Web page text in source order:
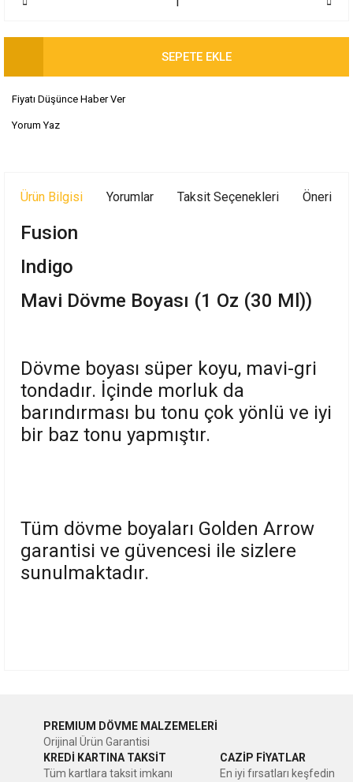
SEPETE EKLE
Fiyatı Düşünce Haber Ver
Yorum Yaz
Ürün Bilgisi Yorumlar Taksit Seçenekleri
Fusion
Indigo
Mavi Dövme Boyası (1 Oz (30 Ml))
Dövme boyası süper koyu, mavi-gri
tondadır. İçinde morluk da
barındırması bu tonu çok yönlü ve iyi
bir baz tonu yapmıştır.
Tüm dövme boyaları Golden Arrow
garantisi ve güvencesi ile sizlere
sunulmaktadır.
Görüş ve önerileriniz için teşekkür ederiz.
Ürün resmi kalitesiz, bozuk veya görüntülenemiyor.
PREMIUM DÖVME MALZEMELERİ
Orijinal Ürün Garantisi
KREDİ KARTINA TAKSİT
Tüm kartlara taksit imkanı
CAZİP FİYATLAR
En iyi fırsatları keşfedin